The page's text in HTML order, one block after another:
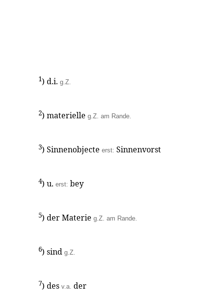
1) d.i. g.Z.
2) materielle g.Z. am Rande.
3) Sinnenobjecte erst: Sinnenvorst
4) u. erst: bey
5) der Materie g.Z. am Rande.
6) sind g.Z.
7) des v.a. der